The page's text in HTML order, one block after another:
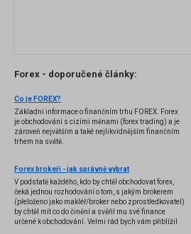
Forex - doporučené články:
Co je FOREX?
Základní informace o finančním trhu FOREX. Forex
je obchodování s cizími měnami (forex trading) a je
zároveň největším a také nejlikvidnějším finančním
trhem na světě.
Forex brokeři - jak správně vybrat
V podstatě každého, kdo by chtěl obchodovat forex,
čeká jednou rozhodování o tom, s jakým brokerem
(přeloženo jako makléř/broker nebo zprostředkovatel)
by chtěl mít co do činění a svěřil mu své finance
určené k obchodování. Velmi rád bych vám přiblížil